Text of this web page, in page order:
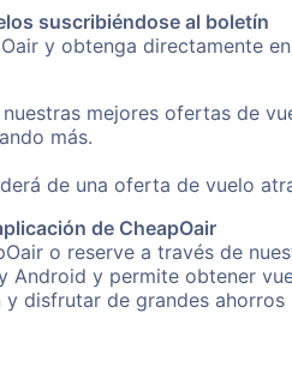
suscribiéndose al boletín
y obtenga directamente
mejores ofertas de
más.
de una oferta de vuelo
de CheapOair
o reserve a través de
Android y permite obtener
disfrutar de grandes ahorros